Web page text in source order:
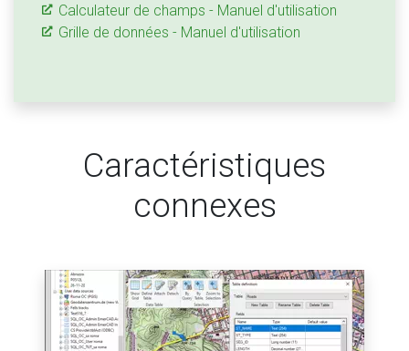
Calculateur de champs - Manuel d'utilisation
Grille de données - Manuel d'utilisation
Caractéristiques
connexes